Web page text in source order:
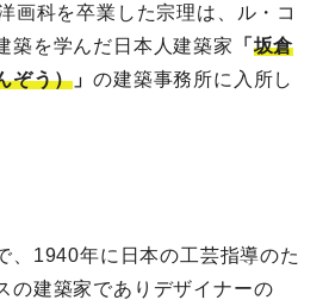
画科を卒業した宗理は、ル・コ
築を学んだ日本人建築家
「 坂倉
ぞう） 」の建築事務所に入所し
、1940年に日本の工芸指導のた
の建築家でありデザイナーの